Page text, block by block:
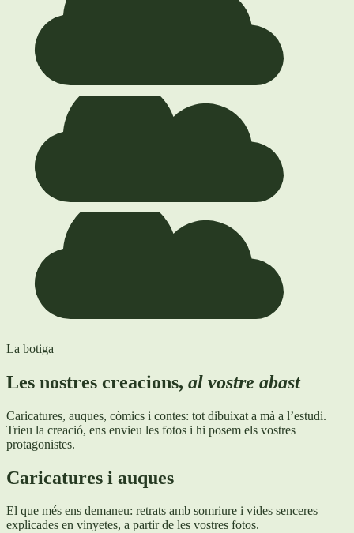
La botiga
Les nostres creacions, al vostre abast
Caricatures, auques, còmics i contes: tot dibuixat a mà a l’estudi.
Trieu la creació, ens envieu les fotos i hi posem els vostres
protagonistes.
Caricatures i auques
El que més ens demaneu: retrats amb somriure i vides senceres
explicades en vinyetes, a partir de les vostres fotos.